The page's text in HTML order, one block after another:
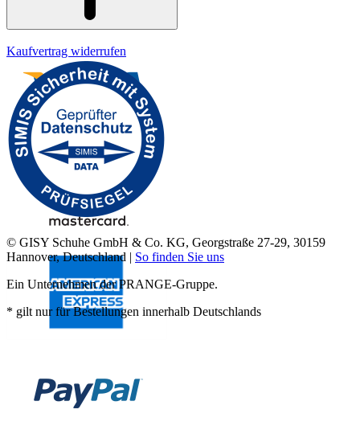
Kaufvertrag widerrufen
© GISY Schuhe GmbH & Co. KG, Georgstraße 27-29, 30159
Hannover, Deutschland | So finden Sie uns
Ein Unternehmen der PRANGE-Gruppe.
* gilt nur für Bestellungen innerhalb Deutschlands